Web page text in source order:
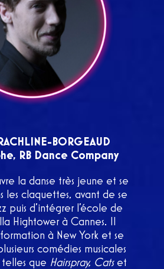
BORGEAUD
RB Dance Company
la danse très jeune et se
les claquettes, avant de se
puis d’intégrer l’école de
Hightower à Cannes. Il
à New York et se
comédies musicales
telles que Hairspray, Cats et